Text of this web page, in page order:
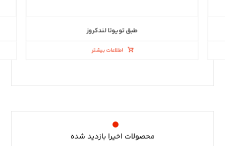
طبق تویوتا لندکروز
اطلاعات بیشتر
محصولات اخیرا بازدید شده